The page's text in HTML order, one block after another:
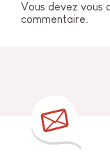
Vous devez vous
commentaire.